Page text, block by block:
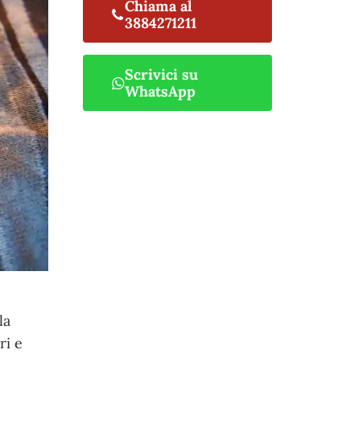
e
Chiama al
3884271211
Scrivici su
WhatsApp